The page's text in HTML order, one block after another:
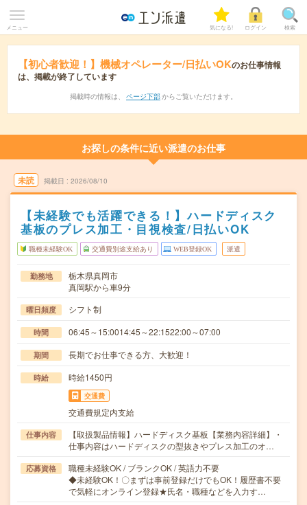
メニュー 気になる! ログイン 検索
【初心者歓迎！】機械オペレーター/日払いOKのお仕事情報
は、掲載が終了しています
掲載時の情報は、 ページ下部 からご覧いただけます。
お探しの条件に近い派遣のお仕事
未読 掲載日 2026/08/10
【未経験でも活躍できる！】ハードディスク
基板のプレス加工・目視検査/日払いOK
職種未経験OK 交通費別途支給あり WEB登録OK 派遣
勤務地
栃木県真岡市
真岡駅から車9分
曜日頻度 シフト制
時間 06:45～15:0014:45～22:1522:00～07:00
期間 長期でお仕事できる方、大歓迎！
時給 時給1450円
交通費
交通費規定内支給
仕事内容
【取扱製品情報】ハードディスク基板【業務内容詳細】・
仕事内容はハードディスクの型抜きやプレス加工のオ…
応募資格
職種未経験OK / ブランクOK / 英語力不要
◆未経験OK！〇まずは事前登録だけでもOK！履歴書不要
で気軽にオンライン登録★氏名・職種などを入力す…